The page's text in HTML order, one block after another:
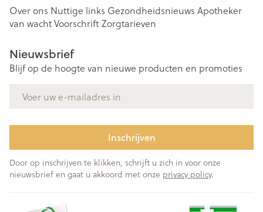
Over ons Nuttige links Gezondheidsnieuws Apotheker
van wachtVoorschriftZorgtarieven
Nieuwsbrief
Blijf op de hoogte van nieuwe producten en promoties
Inschrijven
Door op inschrijven te klikken, schrijft u zich in voor onze
nieuwsbrief en gaat u akkoord met onze privacy policy.